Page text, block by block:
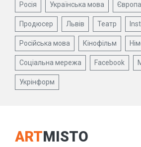
Росія Українська мова Європа
Продюсер Львів Театр
Російська мова Кінофільм
Соціальна мережа Facebook
Укрінформ
ARTMISTO